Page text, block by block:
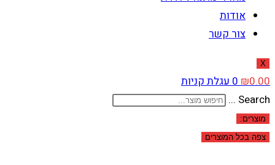
אודות
צור קשר
X
₪0.00
0עגלת קניות
Search ...
מוצרים:
צפה בכל המוצרים